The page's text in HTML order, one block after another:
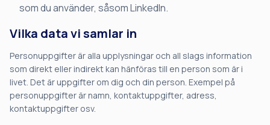
som du använder, såsom LinkedIn.
Vilka data vi samlar in
Personuppgifter är alla upplysningar och all slags information
som direkt eller indirekt kan hänföras till en person som är i
livet. Det är uppgifter om dig och din person. Exempel på
personuppgifter är namn, kontaktuppgifter, adress,
kontaktuppgifter osv.